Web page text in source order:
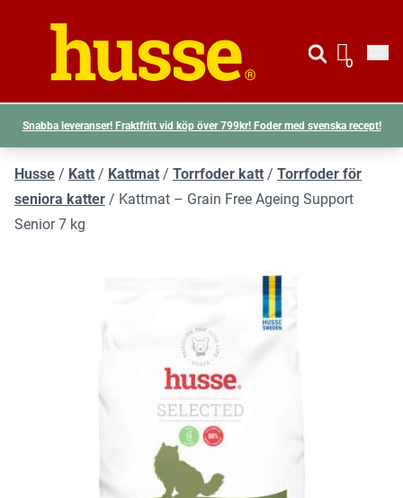
Husse logotyp
Gå till
Visa
0
Snabba leveranser! Fraktfritt vid köp över 799kr! Foder med svenska recept!
Husse / Katt / Kattmat / Torrfoder katt / Torrfoder för
seniora katter / Kattmat – Grain Free Ageing Support
Senior 7 kg